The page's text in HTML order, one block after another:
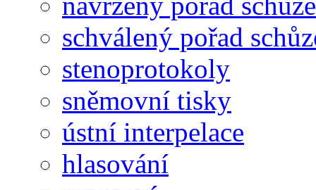
schválený pořad
stenoprotokoly
sněmovní tisky
ústní interpelace
hlasování